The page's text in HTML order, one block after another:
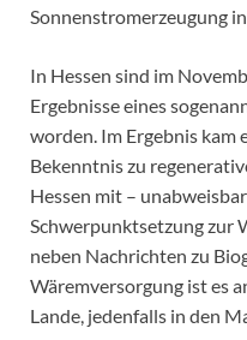
Sonnenstromerzeugung
In Hessen sind im
Ergebnisse eines
worden. Im Ergebnis kam
Bekenntnis zu
Hessen mit –
Schwerpunktsetzung zur
neben Nachrichten zu
Wäremversorgung ist es
Lande, jedenfalls in den